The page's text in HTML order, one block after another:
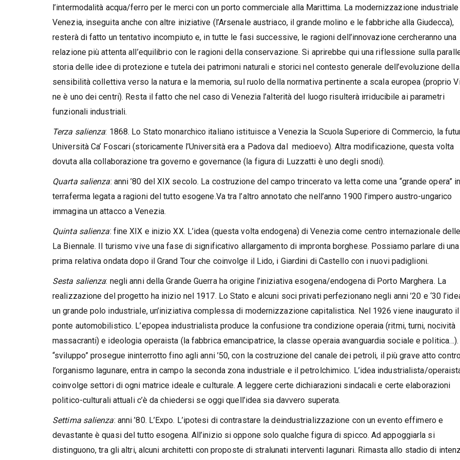
l’intermodalità acqua/ferro per le merci con un porto commerciale alla Marittima. La modernizzazione
Venezia, inseguita anche con altre iniziative (l’Arsenale austriaco, il grande molino e le fabbriche alla Giudecca),
resterà di fatto un tentativo incompiuto e, in tutte le fasi successive, le ragioni dell’innovazione cercheranno una
relazione più attenta all’equilibrio con le ragioni della conservazione. Si aprirebbe qui una riflessione sulla
storia delle idee di protezione e tutela dei patrimoni naturali e storici nel contesto generale dell’evoluzione della
sensibilità collettiva verso la natura e la memoria, sul ruolo della normativa pertinente a scala europea (proprio
ne è uno dei centri). Resta il fatto che nel caso di Venezia l’alterità del luogo risulterà irriducibile ai parametri
funzionali industriali.
Terza salienza: 1868. Lo Stato monarchico italiano istituisce a Venezia la Scuola Superiore di Commercio, la
Università Ca’ Foscari (storicamente l’Università era a Padova dal medioevo). Altra modificazione, questa volta
dovuta alla collaborazione tra governo e governance (la figura di Luzzatti è uno degli snodi).
Quarta salienza: anni ’80 del XIX secolo. La costruzione del campo trincerato va letta come una “grande opera” in
terraferma legata a ragioni del tutto esogene.Va tra l’altro annotato che nell’anno 1900 l’impero austro-ungarico
immagina un attacco a Venezia.
Quinta salienza: fine XIX e inizio XX. L’idea (questa volta endogena) di Venezia come centro internazionale
La Biennale. Il turismo vive una fase di significativo allargamento di impronta borghese. Possiamo parlare di una
prima relativa ondata dopo il Grand Tour che coinvolge il Lido, i Giardini di Castello con i nuovi padiglioni.
Sesta salienza: negli anni della Grande Guerra ha origine l’iniziativa esogena/endogena di Porto Marghera. La
realizzazione del progetto ha inizio nel 1917. Lo Stato e alcuni soci privati perfezionano negli anni ’20 e ‘30
un grande polo industriale, un’iniziativa complessa di modernizzazione capitalistica. Nel 1926 viene inaugurato il
ponte automobilistico. L’epopea industrialista produce la confusione tra condizione operaia (ritmi, turni, nocività
massacranti) e ideologia operaista (la fabbrica emancipatrice, la classe operaia avanguardia sociale e
“sviluppo” prosegue ininterrotto fino agli anni ’50, con la costruzione del canale dei petroli, il più grave atto
l’organismo lagunare, entra in campo la seconda zona industriale e il petrolchimico. L’idea industrialista/
coinvolge settori di ogni matrice ideale e culturale. A leggere certe dichiarazioni sindacali e certe elaborazioni
politico-culturali attuali c’è da chiedersi se oggi quell’idea sia davvero superata.
Settima salienza: anni ’80. L’Expo. L’ipotesi di contrastare la deindustrializzazione con un evento effimero e
devastante è quasi del tutto esogena. All’inizio si oppone solo qualche figura di spicco. Ad appoggiarla si
distinguono, tra gli altri, alcuni architetti con proposte di stralunati interventi lagunari. Rimasta allo stadio di